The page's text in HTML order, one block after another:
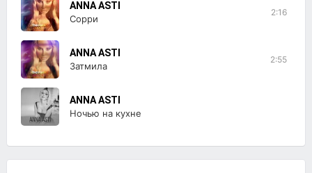
ANNA ASTI
Сорри
2:16
ANNA ASTI
Затмила
2:55
ANNA ASTI
Ночью на кухне